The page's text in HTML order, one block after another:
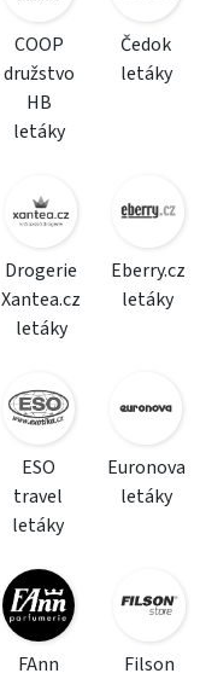
COOP
družstvo
HB
letáky
Čedok
letáky
Drogerie
Xantea.cz
letáky
Eberry.cz
letáky
ESO
travel
letáky
Euronova
letáky
FAnn
Filson